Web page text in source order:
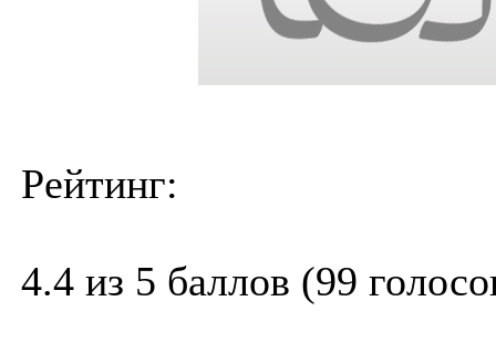
Рейтинг:
4.4 из 5 баллов (99